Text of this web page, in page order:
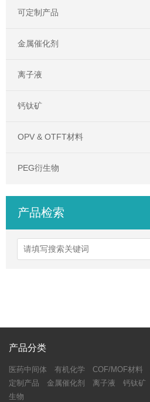
可定制产品
金属催化剂
离子液
钙钛矿
OPV & OTFT材料
PEG衍生物
产品检索
产品分类
医药中间体 有机化学 COF/MOF材料
定制产品
金属催化剂 离子液 钙钛矿
生物